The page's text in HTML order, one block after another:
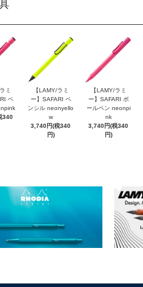
ミ
ペ
340
【LAMY/ラミ
ー】SAFARI ペ
ンシル neonyello
w
3,740円(税340
円)
【LAMY/ラミ
ー】SAFARI ボ
ールペン neonpi
nk
3,740円(税340
円)